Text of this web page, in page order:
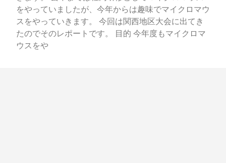
をやっていましたが、今年からは趣味でマイクロマウ
スをやっていきます。 今回は関西地区大会に出てき
たのでそのレポートです。 目的 今年度もマイクロマ
ウスをや